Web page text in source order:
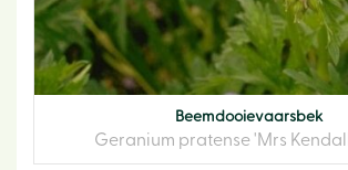
Beemdooievaarsbek
Geranium pratense 'Mrs